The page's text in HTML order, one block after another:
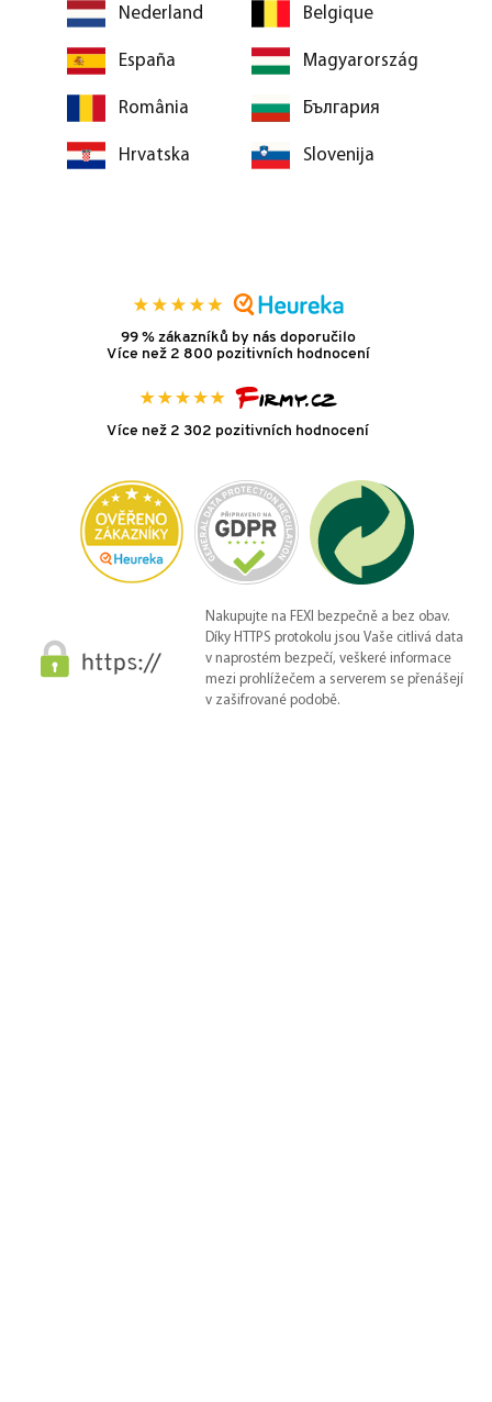
Nederland Belgique
España Magyarország
România България
Hrvatska Slovenija
99 % zákazníků by nás doporučilo
Více než 2 800 pozitivních hodnocení
Více než 2 302 pozitivních hodnocení
Nakupujte na FEXI bezpečně a bez obav.
Díky HTTPS protokolu jsou Vaše citlivá data
v naprostém bezpečí, veškeré informace
mezi prohlížečem a serverem se přenášejí
v zašifrované podobě.